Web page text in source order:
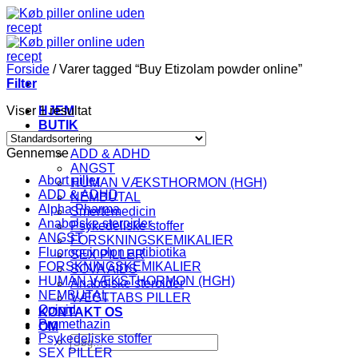
Fortsæt
til
indhold
HJEM
BUTIK
KATEGORI
ADD & ADHD
ANGST
HUMAN VÆKSTHORMON (HGH)
NEMBUTAL
Smertemedicin
Psykedeliske stoffer
FORSKNINGSKEMIKALIER
SEX PILLER
SOVA AIDS
Anabolske steroider
VÆGTTABS PILLER
KONTAKT OS
OM
Søg
efter:
Forside /Varer tagged “Buy Etizolam powder online”
Filter
Viser 1 resultat
Gennemse
Abort piller
ADD & ADHD
Alpha Pharma
Anabolske steroider
ANGST
Fluoroquinolon antibiotika
FORSKNINGSKEMIKALIER
HUMAN VÆKSTHORMON (HGH)
NEMBUTAL
Opioid
Promethazin
Psykedeliske stoffer
SEX PILLER